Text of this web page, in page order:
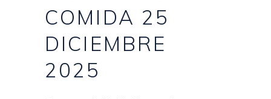
COMIDA 25
DICIEMBRE
2025